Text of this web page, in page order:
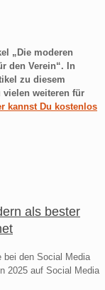
„Die moderen
den Verein“. In
zu diesem
vielen weiteren für
kannst Du kostenlos
als bester
bei den Social Media
2025 auf Social Media